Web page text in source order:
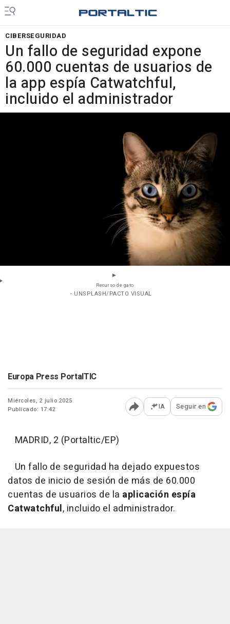
CIBERSEGURIDAD
Un fallo de seguridad expone
60.000 cuentas de usuarios de
la app espía Catwatchful,
incluido el administrador
Recurso de gato
- UNSPLASH/PACTO VISUAL
Europa Press PortalTIC
Miércoles, 2 julio 2025
Publicado: 17:42
Abrir opciones para
IA Seguir en
MADRID, 2 (Portaltic/EP)
Un fallo de seguridad ha dejado expuestos
datos de inicio de sesión de más de 60.000
cuentas de usuarios de la aplicación espía
Catwatchful, incluido el administrador.